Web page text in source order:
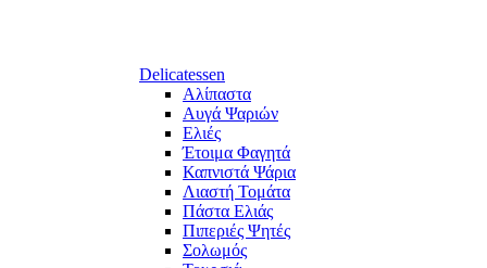
Delicatessen
Αλίπαστα
Αυγά Ψαριών
Ελιές
Έτοιμα Φαγητά
Καπνιστά Ψάρια
Λιαστή Τομάτα
Πάστα Ελιάς
Πιπεριές Ψητές
Σολωμός